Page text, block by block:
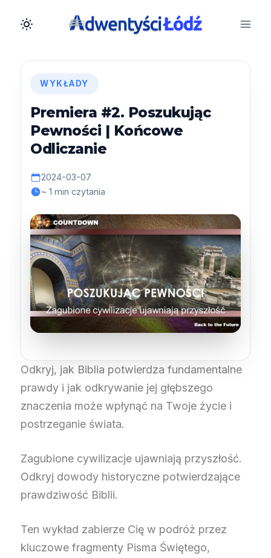
WYKŁADY
Premiera #2. Poszukując
Pewności | Końcowe
Odliczanie
2024-03-07
~ 1 min czytania
Odkryj, jak Biblia potwierdza fundamentalne
prawdy i jak odkrywanie jej głębszego
znaczenia może wpłynąć na Twoje życie i
postrzeganie świata.
Zagubione cywilizacje ujawniają przyszłość.
Odkryj dowody historyczne potwierdzające
prawdziwość Biblii.
Ten wykład zabierze Cię w podróż przez
kluczowe fragmenty Pisma Świętego,